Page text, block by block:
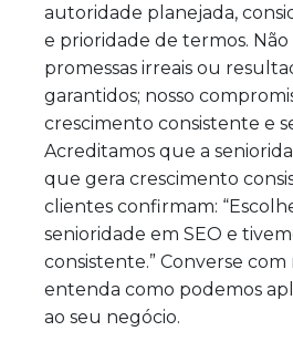
autoridade planejada,
e prioridade de termos.
promessas irreais ou
garantidos; nosso
crescimento consistente e
Acreditamos que a
que gera crescimento
clientes confirmam:
senioridade em SEO e
consistente.” Converse com
entenda como podemos
ao seu negócio.